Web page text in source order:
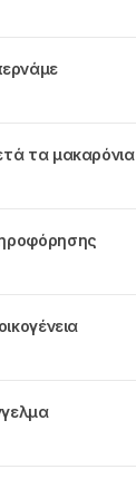
τα μακαρόνια